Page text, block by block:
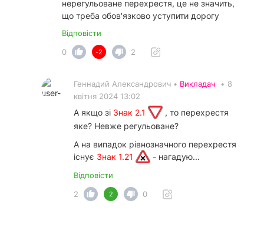
нерегульоване перехрестя, це не значить,
що треба обов'язково уступити дорогу
Відповісти
0
-2 2
Геннадий Александрович • Викладач • 8
квітня 2024 13:02
А якщо зі Знак 2.1
, то перехрестя
яке? Невже регульоване?
А на випадок рівнозначного перехрестя
існує Знак 1.21 - нагадую...
Відповісти
2
2 0